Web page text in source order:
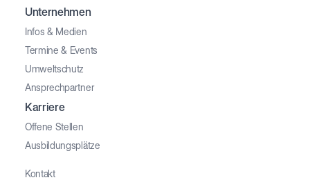
Unternehmen
Infos & Medien
Termine & Events
Umweltschutz
Ansprechpartner
Karriere
Offene Stellen
Ausbildungsplätze
Kontakt